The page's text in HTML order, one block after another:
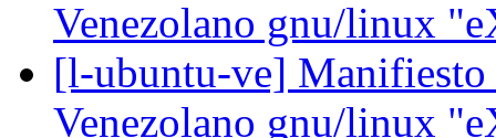
Venezolano gnu/linux
[l-ubuntu-ve]
Venezolano gnu/linux